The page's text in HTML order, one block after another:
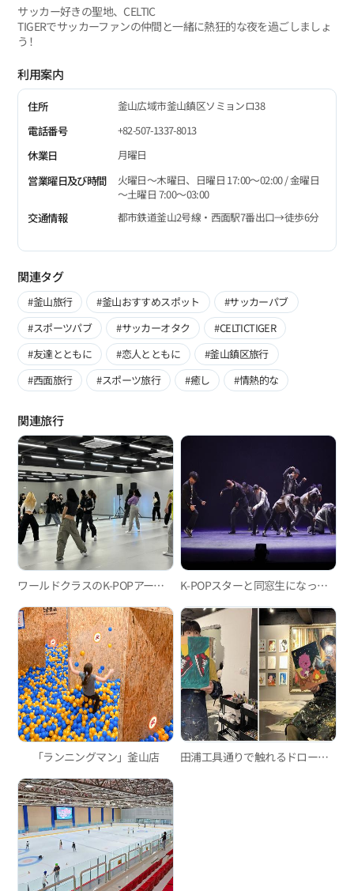
サッカー好きの聖地、CELTIC
TIGERでサッカーファンの仲間と一緒に熱狂的な夜を過ごしましょ
う！
利用案内
住所
釜山広域市釜山鎮区ソミョンロ38
電話番号
+82-507-1337-8013
休業日
月曜日
営業曜日及び時間
火曜日～木曜日、日曜日 17:00～02:00 / 金曜日
～土曜日 7:00～03:00
交通情報
都市鉄道釜山2号線・西面駅7番出口→徒歩6分
関連タグ
#釜山旅行 #釜山おすすめスポット
#サッカーパブ
#スポーツパブ
#サッカーオタク
#CELTICTIGER
#友達とともに
#恋人とともに
#釜山鎮区旅行
#西面旅行
#スポーツ旅行 #癒し #情熱的な
関連旅行
ワールドクラスのK-POPアーティストになる「サンサン(想像)」 K-POPスターと同窓生になった話を公開
「ランニングマン」釜山店 田浦工具通りで触れるドローイング体験！聖水美術館・釜山西面店